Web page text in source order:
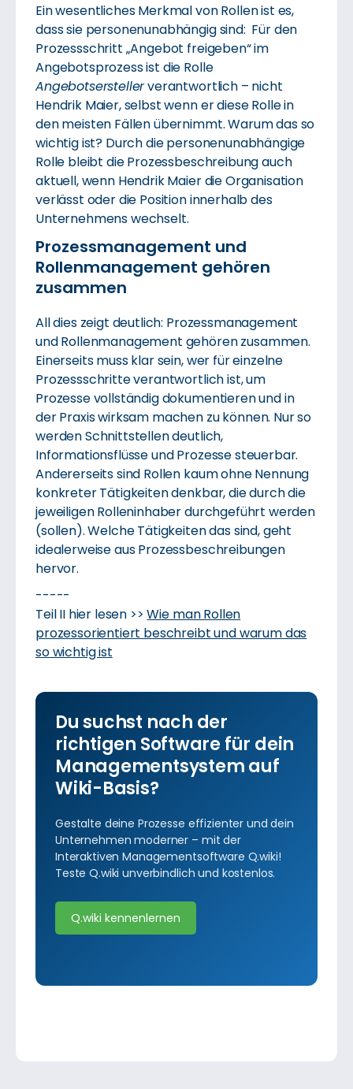
Ein wesentliches Merkmal von Rollen ist es,
dass sie personenunabhängig sind: Für den
Prozessschritt „Angebot freigeben“ im
Angebotsprozess ist die Rolle
Angebotserstellerverantwortlich – nicht
Hendrik Maier, selbst wenn er diese Rolle in
den meisten Fällen übernimmt. Warum das so
wichtig ist? Durch die personenunabhängige
Rolle bleibt die Prozessbeschreibung auch
aktuell, wenn Hendrik Maier die Organisation
verlässt oder die Position innerhalb des
Unternehmens wechselt.
Prozessmanagement und
Rollenmanagement gehören
zusammen
All dies zeigt deutlich: Prozessmanagement
und Rollenmanagement gehören zusammen.
Einerseits muss klar sein, wer für einzelne
Prozessschritte verantwortlich ist, um
Prozesse vollständig dokumentieren und in
der Praxis wirksam machen zu können. Nur so
werden Schnittstellen deutlich,
Informationsflüsse und Prozesse steuerbar.
Andererseits sind Rollen kaum ohne Nennung
konkreter Tätigkeiten denkbar, die durch die
jeweiligen Rolleninhaber durchgeführt werden
(sollen). Welche Tätigkeiten das sind, geht
idealerweise aus Prozessbeschreibungen
hervor.
-----
Teil II hier lesen >>Wie man Rollen
prozessorientiert beschreibt und warum das
so wichtig ist
Du suchst nach der
richtigen Software für dein
Managementsystem auf
Wiki-Basis?
Gestalte deine Prozesse effizienter und dein
Unternehmen moderner – mit der
Interaktiven Managementsoftware Q.wiki!
Teste Q.wiki unverbindlich und kostenlos.
Q.wiki kennenlernen